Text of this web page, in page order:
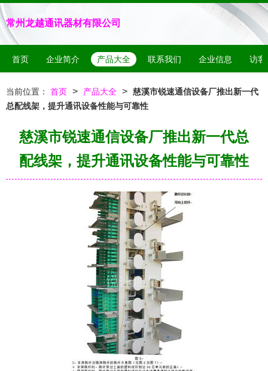
常州龙越通讯器材有限公司
首页 企业简介 产品大全 联系我们 企业信息 访客
当前位置： 首页 > 产品大全 > 慈溪市锐速通信设备厂推出新一代
总配线架，提升通讯设备性能与可靠性
慈溪市锐速通信设备厂推出新一代总
配线架，提升通讯设备性能与可靠性